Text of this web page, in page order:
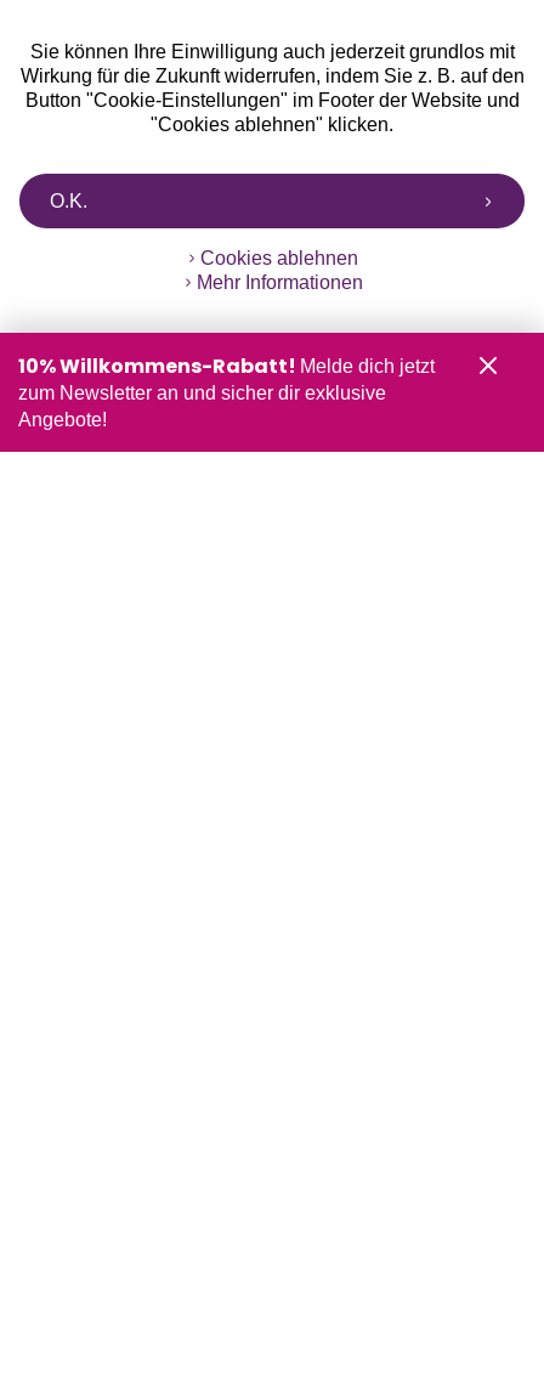
Sie können Ihre Einwilligung auch jederzeit grundlos mit
Wirkung für die Zukunft widerrufen, indem Sie z. B. auf den
Button "Cookie-Einstellungen" im Footer der Website und
"Cookies ablehnen" klicken.
O.K.
Cookies ablehnen
Mehr Informationen
10% Willkommens-Rabatt! Melde dich jetzt
zum Newsletter an und sicher dir exklusive
Angebote!